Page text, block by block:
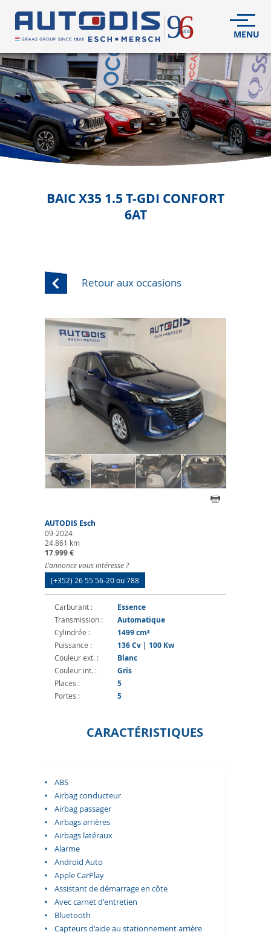
VÉHICULES NEUFS
VÉHICULESD'OCCASION
DÉCOUVREZNOUS
S.A.V.
BAICX35 1.5 T-GDI CONFORT
6AT
Retour aux occasions
AUTODIS Esch
09-2024
24.861 km
17.999 €
L’annonce vous intéresse ?
(+352) 26 55 56-20 ou 788
Carburant : Essence
Transmission : Automatique
Cylindrée : 1499 cm³
Puissance : 136 Cv | 100 Kw
Couleur ext. : Blanc
Couleur int. : Gris
Places : 5
Portes : 5
CARACTÉRISTIQUES
ABS
Airbag conducteur
Airbag passager
Airbags arrières
Airbags latéraux
Alarme
Android Auto
Apple CarPlay
Assistant de démarrage en côte
Avec carnet d'entretien
Bluetooth
Capteurs d'aide au stationnement arrière